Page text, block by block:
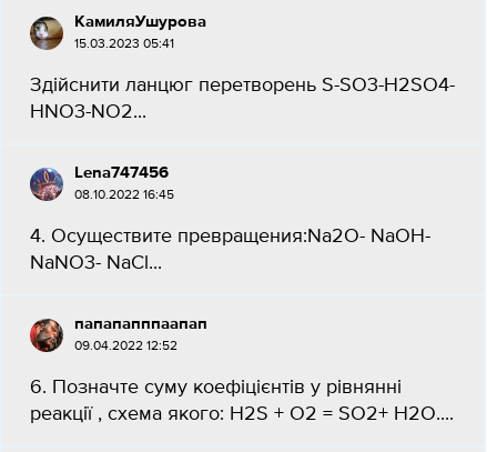
КамиляУшурова
15.03.2023 05:41
Здійснити ланцюг перетворень S-SO3-H2SO4-
HNO3-NO2​...
Lena747456
08.10.2022 16:45
4. Осуществите превращения:Na2O- NaOH-
NaNO3- NaCl​...
папапапппаапап
09.04.2022 12:52
6. Позначте суму коефіцієнтів у рівнянні
реакції , схема якого: H2S + О2 = SO2+ H2O.​...